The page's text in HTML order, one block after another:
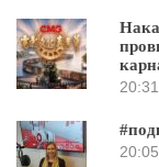
20:31
20:05